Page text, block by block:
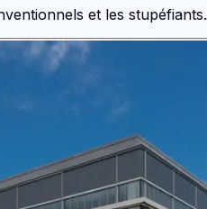
et les stupéfiants.